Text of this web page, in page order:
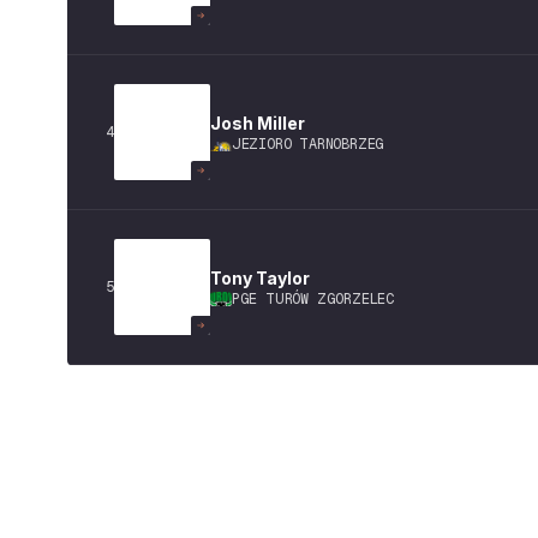
4 Josh Miller
JEZIORO TARNOBRZEG
5 Tony Taylor
PGE TURÓW ZGORZELEC